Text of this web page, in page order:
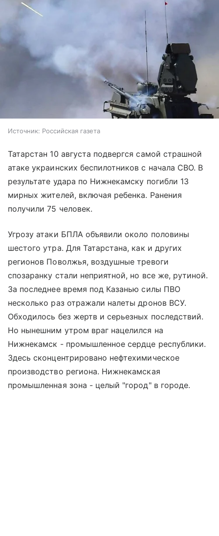
Источник: Российская газета
Татарстан 10 августа подвергся самой страшной
атаке украинских беспилотников с начала СВО. В
результате удара по Нижнекамску погибли 13
мирных жителей, включая ребенка. Ранения
получили 75 человек.
Угрозу атаки БПЛА объявили около половины
шестого утра. Для Татарстана, как и других
регионов Поволжья, воздушные тревоги
спозаранку стали неприятной, но все же, рутиной.
За последнее время под Казанью силы ПВО
несколько раз отражали налеты дронов ВСУ.
Обходилось без жертв и серьезных последствий.
Но нынешним утром враг нацелился на
Нижнекамск - промышленное сердце республики.
Здесь сконцентрировано нефтехимическое
производство региона. Нижнекамская
промышленная зона - целый "город" в городе.